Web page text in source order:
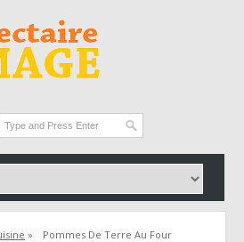
» Pommes De Terre Au Four